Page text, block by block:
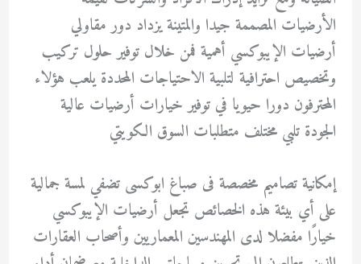
الأرضيات المصممة جيدا والمتينة يزداد دور مقاولي
أرضيات الإيبوكسي أهمية فمن خلال توفير حلول تركيب
وتخصيص احترافية لتلبية الاحتياجات المحددة يلعب هؤلاء
المحترفون دورا حيويا في توفير خيارات أرضيات عالية
الجودة تلبي مختلف متطلبات السوق الكويتي
إمكانية تصاميم مخصصة فى صباغ ابوكسى تضفي لمسة جمالية
على أي بيئة هذه الخصائص تجعل أرضيات الإيبوكسي
خيارًا مفضلا لدى المهندسين المعماريين وأصحاب العقارات